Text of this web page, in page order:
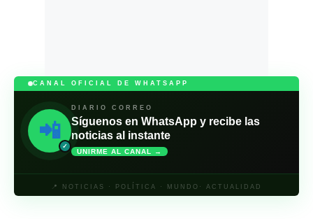
CANAL OFICIAL DE WHATSAPP
📲
✓
DIARIO CORREO
Síguenos en WhatsApp y recibe las
noticias al instante
UNIRME AL CANAL →
📍 NOTICIAS · POLÍTICA · MUNDO· ACTUALIDAD